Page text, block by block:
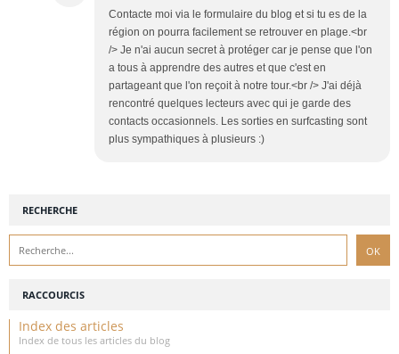
Contacte moi via le formulaire du blog et si tu es de la
région on pourra facilement se retrouver en plage.<br
/> Je n'ai aucun secret à protéger car je pense que l'on
a tous à apprendre des autres et que c'est en
partageant que l'on reçoit à notre tour.<br /> J'ai déjà
rencontré quelques lecteurs avec qui je garde des
contacts occasionnels. Les sorties en surfcasting sont
plus sympathiques à plusieurs :)
RECHERCHE
RACCOURCIS
Index des articles
Index de tous les articles du blog